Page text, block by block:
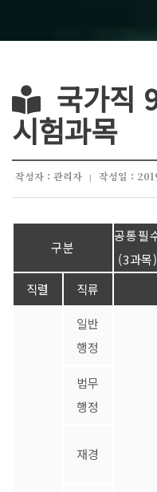
국가직
시험과목
작성자 : 관리자 | 작성일 :
구분
공통필
(3과목)
직렬 직류
일반
행정
법무
행정
재경